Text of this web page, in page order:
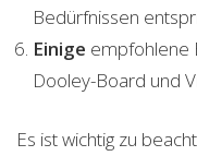
Bedürfnissen
Einige empfohlene
Dooley-Board und
Es ist wichtig zu